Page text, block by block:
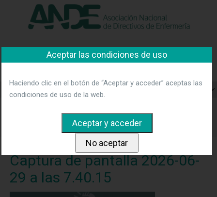
"Ver política"
Asociación Nacional de
Directivos de Enfermería
Rosa María Alberdi enfermera y poetisa.Captura de pantalla
2026-06-29 a las 7.40.15
Captura de pantalla 2026-06-
29 a las 7.40.15
Aceptar las condiciones de uso
Haciendo clic en el botón de “Aceptar y acceder” aceptas las
condiciones de uso de la web.